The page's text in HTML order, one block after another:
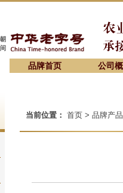
品牌首页 公司
当前位置： 首页 > 品牌产